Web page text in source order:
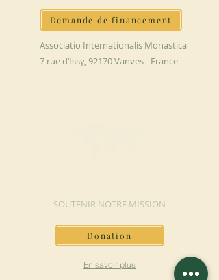
Demande de financement
Associatio Internationalis Monastica
7 rue d’Issy, 92170 Vanves - France
SOUTENIR NOTRE MISSION
Donation
En savoir plus